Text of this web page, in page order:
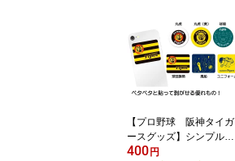
【プロ野球 阪神タイガ
ースグッズ】シンプルス
テッカー
400円